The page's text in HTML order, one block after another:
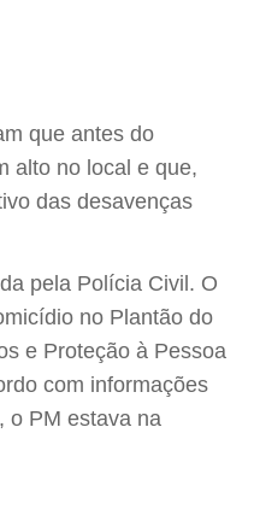
que antes do
alto no local e que,
das desavenças
pela Polícia Civil. O
no Plantão do
e Proteção à Pessoa
com informações
o PM estava na